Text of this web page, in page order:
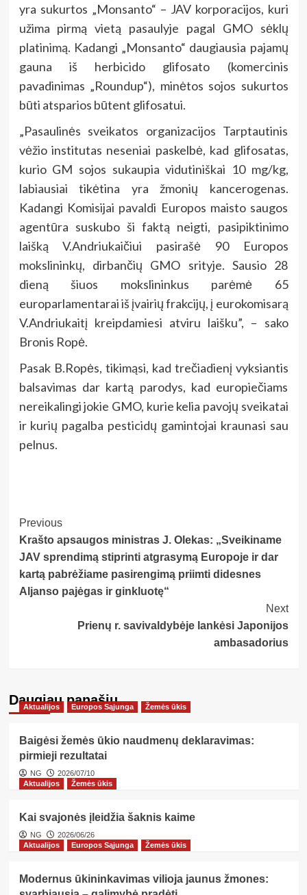
yra sukurtos „Monsanto“ – JAV korporacijos, kuri
užima pirmą vietą pasaulyje pagal GMO sėklų
platinimą. Kadangi „Monsanto“ daugiausia pajamų
gauna iš herbicido glifosato (komercinis
pavadinimas „Roundup“), minėtos sojos sukurtos
būti atsparios būtent glifosatui.
„Pasaulinės sveikatos organizacijos Tarptautinis
vėžio institutas neseniai paskelbė, kad glifosatas,
kurio GM sojos sukaupia vidutiniškai 10 mg/kg,
labiausiai tikėtina yra žmonių kancerogenas.
Kadangi Komisijai pavaldi Europos maisto saugos
agentūra suskubo ši faktą neigti, pasipiktinimo
laišką V.Andriukaičiui pasirašė 90 Europos
mokslininkų, dirbančių GMO srityje. Sausio 28
dieną šiuos mokslininkus parėmė 65
europarlamentarai iš įvairių frakcijų, į eurokomisarą
V.Andriukaitį kreipdamiesi atviru laišku”, – sako
Bronis Ropė.
Pasak B.Ropės, tikimąsi, kad trečiadienį vyksiantis
balsavimas dar kartą parodys, kad europiečiams
nereikalingi jokie GMO, kurie kelia pavojų sveikatai
ir kurių pagalba pesticidų gamintojai kraunasi sau
pelnus.
Post
Navigation
Previous
Krašto apsaugos ministras J. Olekas: „Sveikiname
JAV sprendimą stiprinti atgrasymą Europoje ir dar
kartą pabrėžiame pasirengimą priimti didesnes
Aljanso pajėgas ir ginkluotę“
Next
Prienų r. savivaldybėje lankėsi Japonijos
ambasadorius
Daugiau panašių…
Aktualijos Europos Sąjunga Žemės ūkis
Baigėsi žemės ūkio naudmenų deklaravimas:
pirmieji rezultatai
NG
2026/07/10
Aktualijos
Žemės ūkis
Kai svajonės įleidžia šaknis kaime
NG
2026/06/26
Aktualijos
Europos Sąjunga Žemės ūkis
Modernus ūkininkavimas vilioja jaunus žmones: